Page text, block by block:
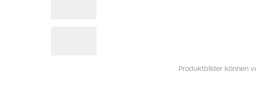
Produktbilder können